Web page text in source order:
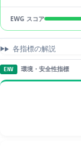
EWG スコア
各指標の解説
ENV 環境・安全性指標